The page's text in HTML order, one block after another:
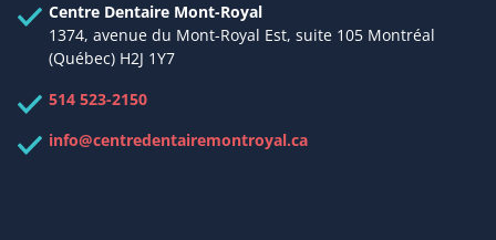
Centre Dentaire Mont-Royal
1374, avenue du Mont-Royal Est, suite 105 Montréal
(Québec) H2J 1Y7
514 523-2150
info@centredentairemontroyal.ca